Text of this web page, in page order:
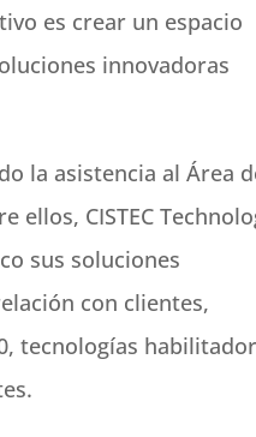
es crear un espacio
innovadoras
la asistencia al Área
ellos, CISTEC
sus soluciones
con clientes,
tecnologías